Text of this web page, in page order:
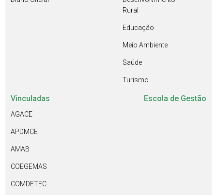
Rural
Educação
Meio Ambiente
Saúde
Turismo
Vinculadas
AGACE
APDMCE
AMAB
COEGEMAS
COMDETEC
Escola de Gestão